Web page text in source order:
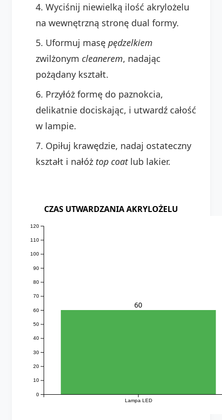
Wyciśnij niewielką ilość akrylożelu
na wewnętrzną stronę dual formy.
Uformuj masę pędzelkiem
zwilżonym cleanerem, nadając
pożądany kształt.
Przyłóż formę do paznokcia,
delikatnie dociskając, i utwardź całość
w lampie.
Opiłuj krawędzie, nadaj ostateczny
kształt i nałóż top coatlub lakier.
CZAS UTWARDZANIA AKRYLOŻELU
Lampa LED
0
10
20
30
40
50
60
70
80
90
100
110
120
60